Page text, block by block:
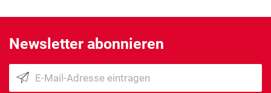
Newsletter abonnieren